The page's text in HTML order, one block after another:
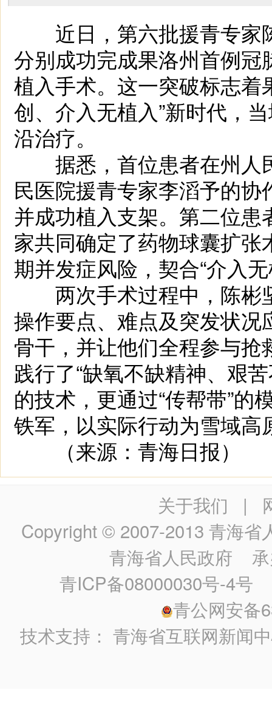
近日，第六批援青专家
分别成功完成果洛州首例
植入手术。这一突破标志着
创、介入无植入”新时代，
沿治疗。
据悉，首位患者在州人
民医院援青专家李滔予的
并成功植入支架。第二位
家共同确定了药物球囊扩
期并发症风险，契合“介入
两次手术过程中，陈彬
操作要点、难点及突发状
骨干，并让他们全程参与
践行了“缺氧不缺精神、艰
的技术，更通过“传帮带”
铁军，以实际行动为雪域
（来源：青海日报）
关于我们 |
Copyright © 2007-2013 青海省
青海省人民政府 承
青ICP备08000030号-4号
青公网安备
技术支持：青海省互联网新闻